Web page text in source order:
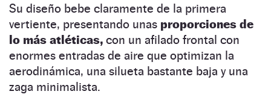
Su diseño bebe claramente de la primera
vertiente, presentando unas proporciones de
lo más atléticas, con un afilado frontal con
enormes entradas de aire que optimizan la
aerodinámica, una silueta bastante baja y una
zaga minimalista.